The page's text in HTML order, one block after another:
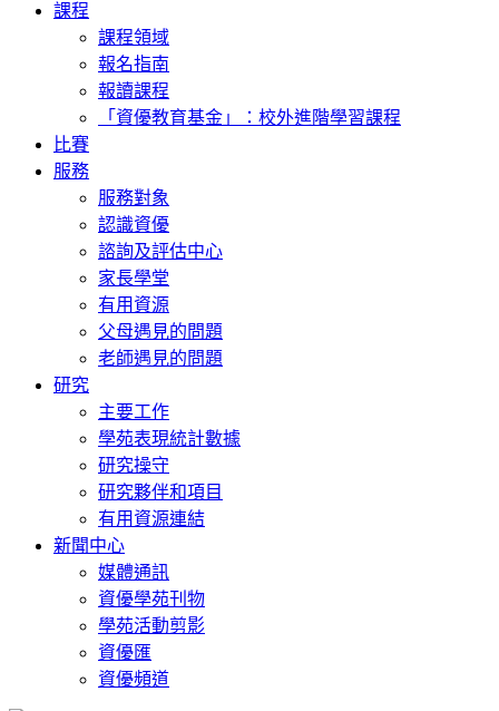
課程
課程領域
報名指南
報讀課程
「資優教育基金」：校外進階學習課程
比賽
服務
服務對象
認識資優
諮詢及評估中心
家長學堂
有用資源
父母遇見的問題
老師遇見的問題
研究
主要工作
學苑表現統計數據
研究操守
研究夥伴和項目
有用資源連結
新聞中心
媒體通訊
資優學苑刊物
學苑活動剪影
資優匯
資優頻道